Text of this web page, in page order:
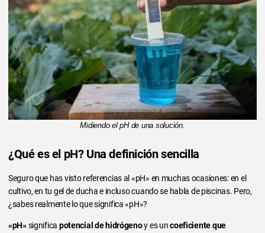
Midiendo el pH de una solución.
¿Qué es el pH? Una definición sencilla
Seguro que has visto referencias al «pH» en muchas ocasiones: en el
cultivo, en tu gel de ducha e incluso cuando se habla de piscinas. Pero,
¿sabes realmente lo que significa «pH»?
«pH»significa potencial de hidrógenoy es uncoeficiente que